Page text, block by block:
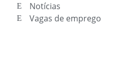
Notícias
Vagas de emprego